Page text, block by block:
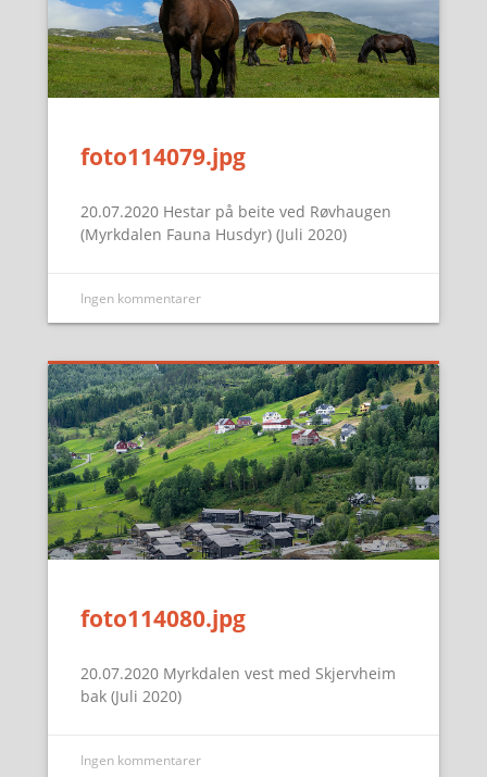
foto114079.jpg
20.07.2020 Hestar på beite ved Røvhaugen
(Myrkdalen Fauna Husdyr) (Juli 2020)
Ingen kommentarer
foto114080.jpg
20.07.2020 Myrkdalen vest med Skjervheim
bak (Juli 2020)
Ingen kommentarer